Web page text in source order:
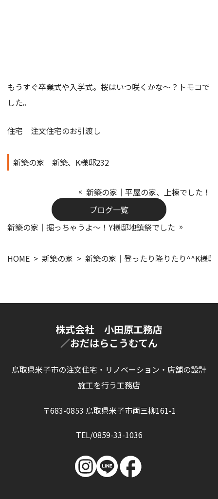
もうすぐ卒業式や入学式。桜はいつ咲くかな～？トモコで
した。
住宅｜注文住宅のお引渡し
新築の家 新築、K様邸232
新築の家｜平屋の家、上棟でした！
ブログ一覧
新築の家｜掘っちゃうよ～！Y様邸地鎮祭でした
HOME 新築の家 新築の家｜登ったり降りたり^^K様
株式会社 小田原工務店
／おだはらこうむてん
鳥取県米子市の注文住宅・リノベーション・店舗の設計
施工を行う工務店
〒683-0853 鳥取県米子市両三柳161-1
TEL/0859-33-1036